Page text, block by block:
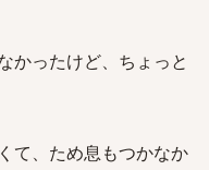
かったけど、ちょっと
て、ため息もつかなか